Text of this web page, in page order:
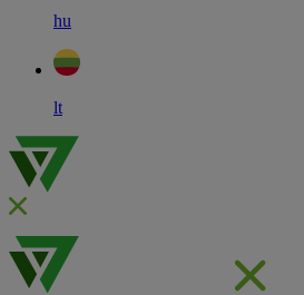
hu
lt